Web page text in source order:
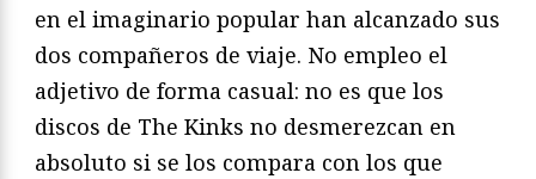
en el imaginario popular han alcanzado sus
dos compañeros de viaje. No empleo el
adjetivo de forma casual: no es que los
discos de The Kinks no desmerezcan en
absoluto si se los compara con los que